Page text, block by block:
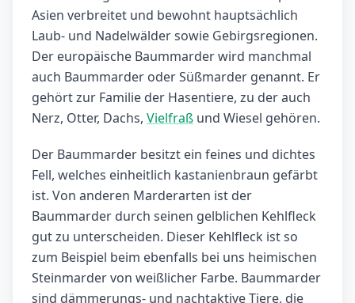
Asien verbreitet und bewohnt hauptsächlich
Laub- und Nadelwälder sowie Gebirgsregionen.
Der europäische Baummarder wird manchmal
auch Baummarder oder Süßmarder genannt. Er
gehört zur Familie der Hasentiere, zu der auch
Nerz, Otter, Dachs, Vielfraß und Wiesel gehören.
Der Baummarder besitzt ein feines und dichtes
Fell, welches einheitlich kastanienbraun gefärbt
ist. Von anderen Marderarten ist der
Baummarder durch seinen gelblichen Kehlfleck
gut zu unterscheiden. Dieser Kehlfleck ist so
zum Beispiel beim ebenfalls bei uns heimischen
Steinmarder von weißlicher Farbe. Baummarder
sind dämmerungs- und nachtaktive Tiere, die